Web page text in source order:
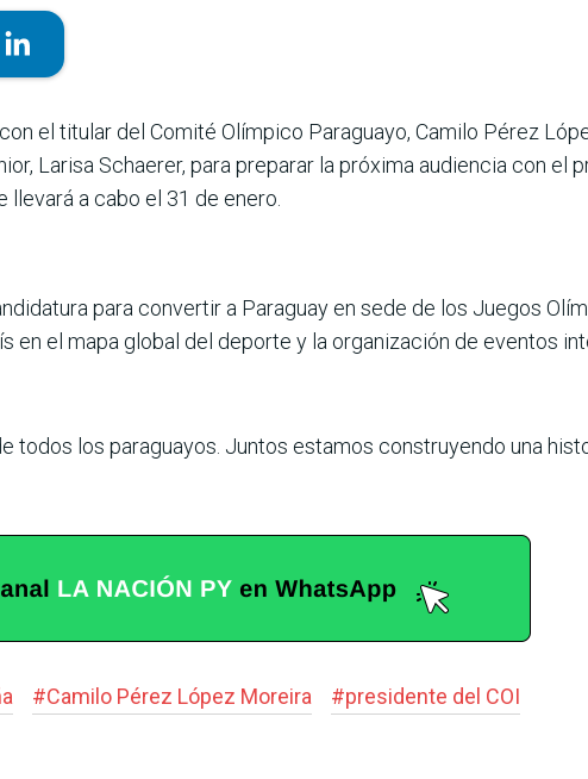
el titular del Comité Olímpico Paraguayo, Camilo Pérez
Larisa Schaerer, para preparar la próxima audiencia con el
a cabo el 31 de enero.
para convertir a Paraguay en sede de los Jue­gos
en el mapa global del deporte y la orga­nización de eventos
todos los paraguayos. Juntos estamos construyendo una
#Camilo Pérez López Moreira #presidente del COI